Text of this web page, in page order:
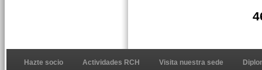
Hazte socio Actividades RCH Visita nuestra sede